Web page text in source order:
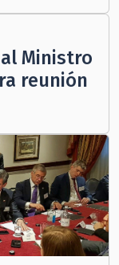
Ministro
reunión